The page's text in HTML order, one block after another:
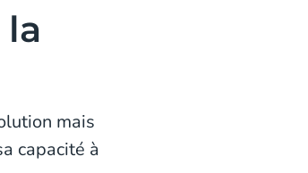
mais
capacité à